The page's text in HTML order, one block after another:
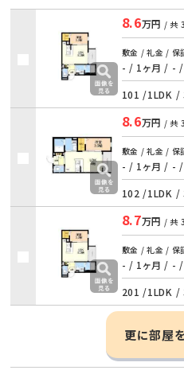
8.6万円 / 共
敷金 / 礼金 / 保
- / 1ヶ月 / -
101 /1LDK /
8.6万円 / 共
敷金 / 礼金 / 保
- / 1ヶ月 / -
102 /1LDK /
8.7万円 / 共
敷金 / 礼金 / 保
- / 1ヶ月 / -
201 /1LDK /
更に部屋